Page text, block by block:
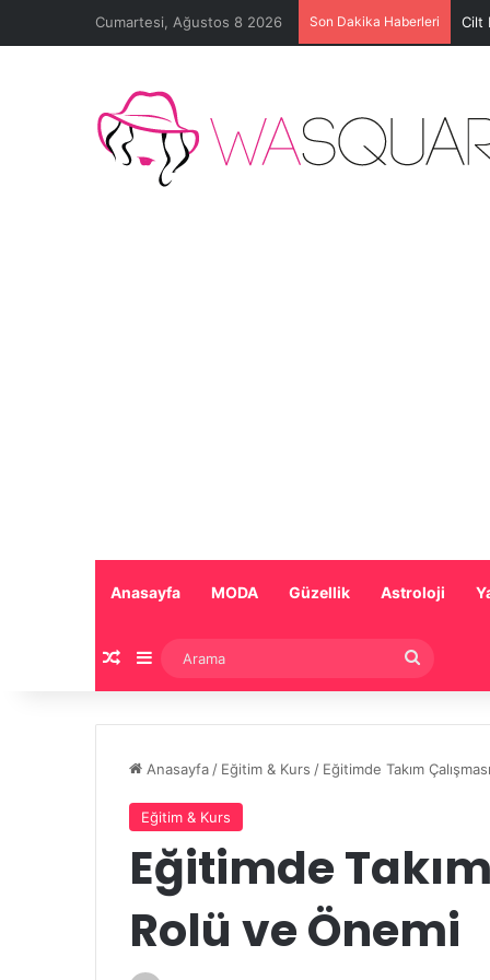
Cumartesi, Ağustos 8 2026 Son Dakika Haberleri Cilt
Anasayfa MODA Güzellik Astroloji
Rastgele Makale
Kenar Bölmesi
Anasayfa / Eğitim & Kurs / Eğitimde Takım
Eğitim & Kurs
Eğitimde
Rolü ve Önemi